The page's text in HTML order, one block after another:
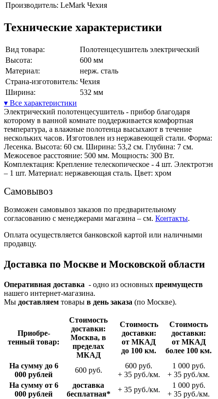
Производитель: LeMark Чехия
Технические характеристики
Вид товара:
Полотенцесушитель электрический
Высота:
600 мм
Материал:
нерж. сталь
Страна-изготовитель: Чехия
Ширина:
532 мм
▾ Все характеристики
Электрический полотенцесушитель - прибор благодаря
которому в ванной комнате поддерживается комфортная
температура, а влажные полотенца высыхают в течение
нескольких часов. Изготовлен из нержавеющей стали. Форма:
Лесенка. Высота: 60 см. Ширина: 53,2 см. Глубина: 7 см.
Межосевое расстояние: 500 мм. Мощность: 300 Вт.
Комплектация: Крепление телескопическое - 4 шт. Электротэн
– 1 шт. Материал: нержавеющая сталь. Цвет: хром
Самовывоз
Возможен самовывоз заказов по предварительному
согласованию с менеджерами магазина – см. Контакты.
Оплата осуществляется банковской картой или наличными
продавцу.
Доставка по Москве и Московской области
Оперативная доставка - одно из основных преимуществ
нашего интернет-магазина.
Мы доставляем товары в день заказа (по Москве).
Приобре­
тенный товар:
Стои­мость
доставки:
Москва, в
пределах
МКАД
Стои­мость
доставки:
от МКАД
до 100 км.
Стои­мость
доставки:
от МКАД
более 100 км.
На сумму до 6
000 рублей
600 руб.
600 руб.
+ 35 руб./км.
1 000 руб.
+ 35 руб./км.
На сумму от 6
000 рублей
доставка
беспла­тная*
+ 35 руб./км.
1 000 руб.
+ 35 руб./км.